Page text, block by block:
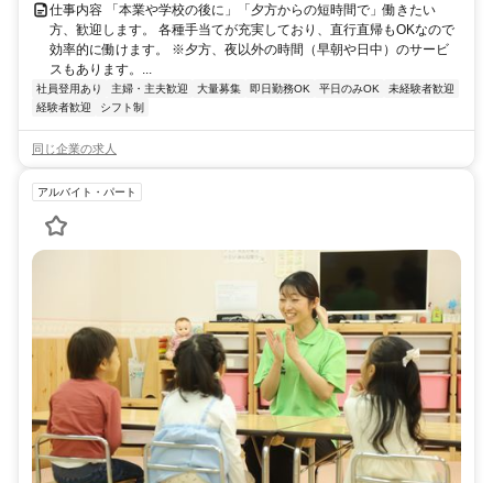
仕事内容 「本業や学校の後に」「夕方からの短時間で」働きたい
方、歓迎します。 各種手当てが充実しており、直行直帰もOKなので
効率的に働けます。 ※夕方、夜以外の時間（早朝や日中）のサービ
スもあります。...
社員登用あり 主婦・主夫歓迎 大量募集 即日勤務OK 平日のみOK
未経験者歓迎
経験者歓迎
シフト制
同じ企業の求人
アルバイト・パート